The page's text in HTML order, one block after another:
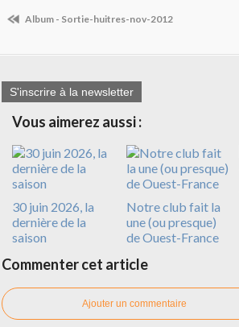
Album - Sortie-huitres-nov-2012
S'inscrire à la newsletter
Vous aimerez aussi :
30 juin 2026, la
dernière de la
saison
Notre club fait la
une (ou presque)
de Ouest-France
Commenter cet article
Ajouter un commentaire